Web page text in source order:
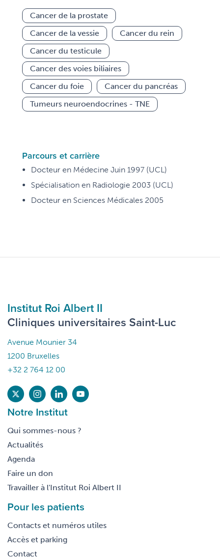
Cancer de la prostate
Cancer de la vessie
Cancer du rein
Cancer du testicule
Cancer des voies biliaires
Cancer du foie
Cancer du pancréas
Tumeurs neuroendocrines - TNE
Parcours et carrière
Docteur en Médecine Juin 1997 (UCL)
Spécialisation en Radiologie 2003 (UCL)
Docteur en Sciences Médicales 2005
Institut Roi Albert II
Cliniques universitaires Saint-Luc
Avenue Mounier 34
1200 Bruxelles
+32 2 764 12 00
Notre Institut
Qui sommes-nous ?
Actualités
Agenda
Faire un don
Travailler à l'Institut Roi Albert II
Pour les patients
Contacts et numéros utiles
Accès et parking
Contact